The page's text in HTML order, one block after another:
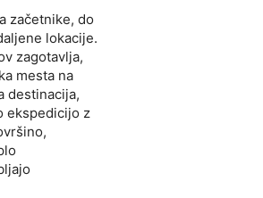
začetnike, do
lokacije.
zagotavlja,
mesta na
destinacija,
ekspedicijo z